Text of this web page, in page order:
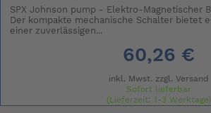
SPX Johnson pump - Elektro-Magnetischer
Der kompakte mechanische Schalter bietet
einer zuverlässigen...
60,26 €
inkl. Mwst. zzgl. Versand
Sofort lieferbar
(Lieferzeit: 1-3 Werktage)